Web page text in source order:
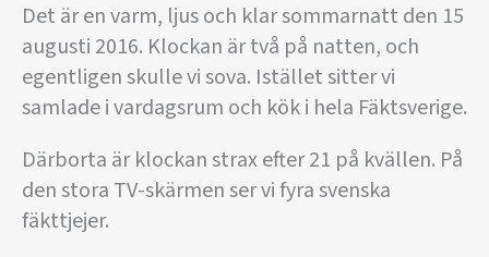
Det är en varm, ljus och klar sommarnatt den 15
augusti 2016. Klockan är två på natten, och
egentligen skulle vi sova. Istället sitter vi
samlade i vardagsrum och kök i hela Fäktsverige.
Därborta är klockan strax efter 21 på kvällen. På
den stora TV-skärmen ser vi fyra svenska
fäkttjejer.